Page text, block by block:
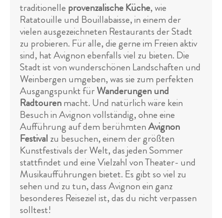
traditionelle provenzalische Küche, wie
Ratatouille und Bouillabaisse, in einem der
vielen ausgezeichneten Restaurants der Stadt
zu probieren. Für alle, die gerne im Freien aktiv
sind, hat Avignon ebenfalls viel zu bieten. Die
Stadt ist von wunderschönen Landschaften und
Weinbergen umgeben, was sie zum perfekten
Ausgangspunkt fürWanderungen und
Radtourenmacht. Und natürlich wäre kein
Besuch in Avignon vollständig, ohne eine
Aufführung auf dem berühmtenAvignon
Festival zu besuchen, einem der größten
Kunstfestivals der Welt, das jeden Sommer
stattfindet und eine Vielzahl von Theater- und
Musikaufführungen bietet. Es gibt so viel zu
sehen und zu tun, dass Avignon ein ganz
besonderes Reiseziel ist, das du nicht verpassen
solltest!